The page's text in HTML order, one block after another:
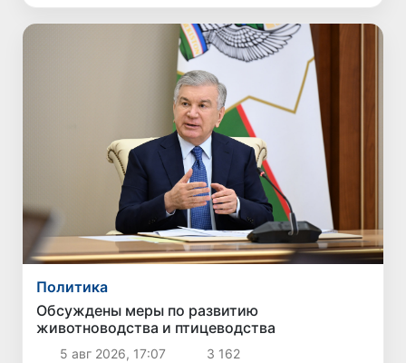
Политика
Обсуждены меры по развитию
животноводства и птицеводства
5 авг 2026, 17:07 3 162